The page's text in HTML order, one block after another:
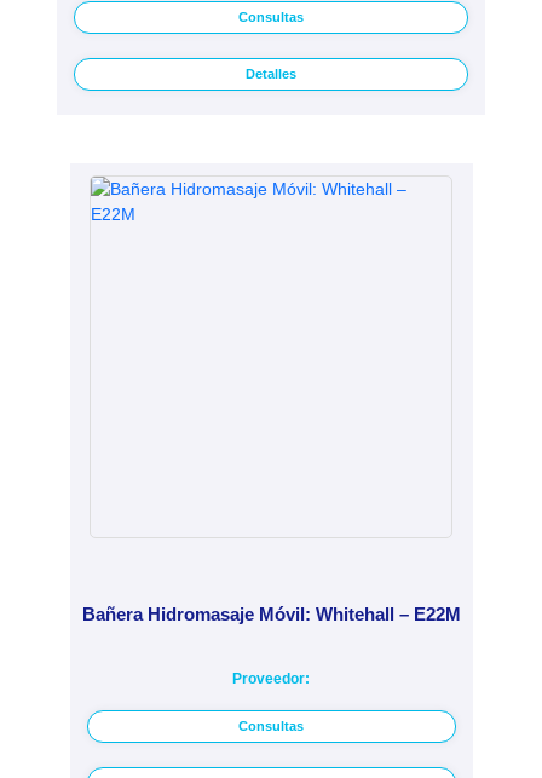
Consultas
Detalles
Bañera Hidromasaje Móvil: Whitehall – E22M
Proveedor:
Consultas